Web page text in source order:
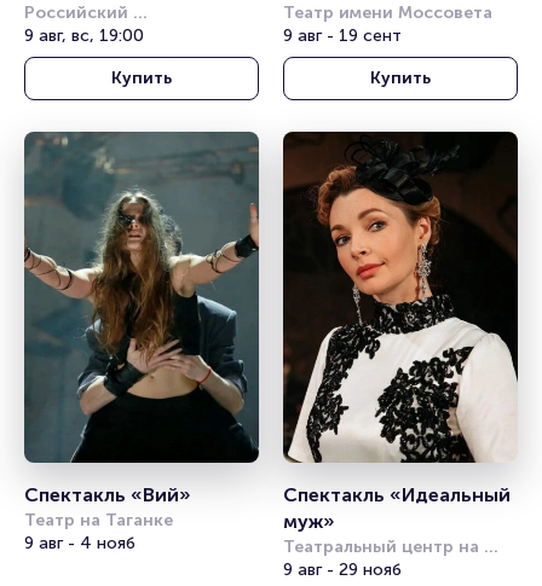
Российский
академический
молодёжный театр (РАМТ)
9 авг, вс, 19:00
Купить
Театр имени Моссовета
9 авг - 19 сент
Купить
Спектакль «Вий»
Театр на Таганке
9 авг - 4 нояб
Спектакль «Идеальный
муж»
Театральный центр на
Страстном
9 авг - 29 нояб